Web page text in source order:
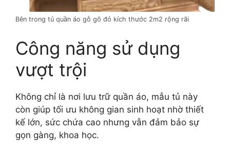
Bên trong tủ quần áo gỗ gõ đỏ kích thước 2m2 rộng rãi
Công năng sử dụng
vượt trội
Không chỉ là nơi lưu trữ quần áo, mẫu tủ này
còn giúp tối ưu không gian sinh hoạt nhờ thiết
kế lớn, sức chứa cao nhưng vẫn đảm bảo sự
gọn gàng, khoa học.